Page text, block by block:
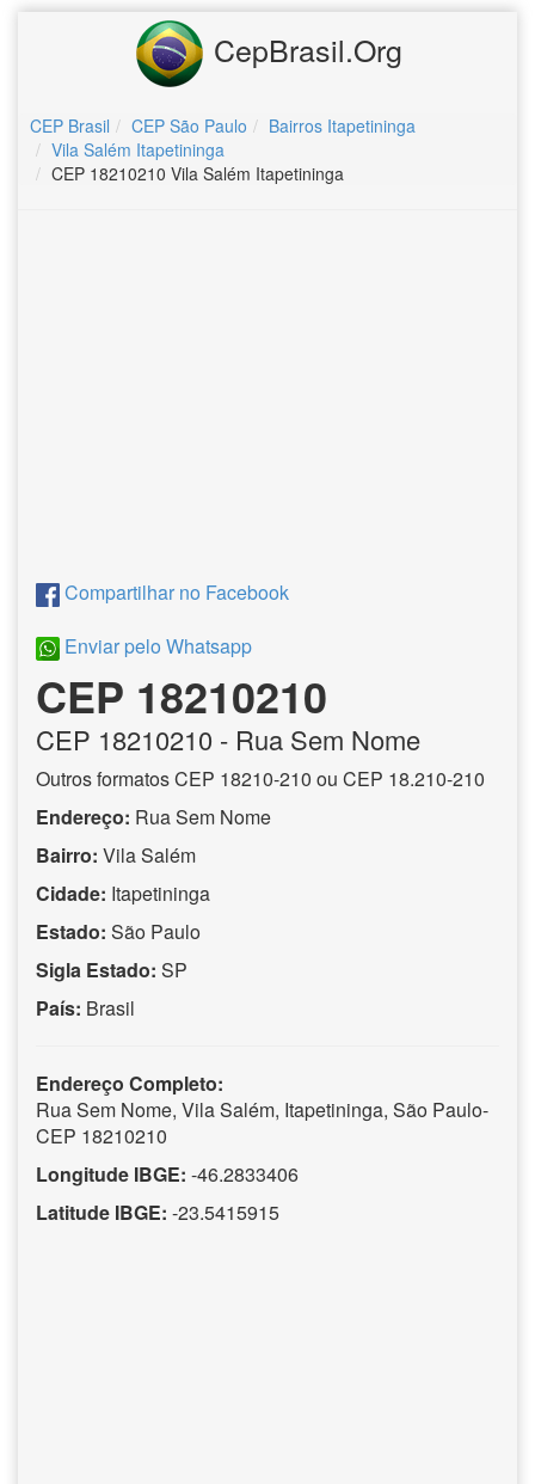
CepBrasil.Org
CEP Brasil CEP São Paulo
Bairros Itapetininga
Vila Salém Itapetininga
CEP 18210210 Vila Salém Itapetininga
Compartilhar no Facebook
Enviar pelo Whatsapp
CEP 18210210
CEP 18210210 - Rua Sem Nome
Outros formatos CEP 18210-210 ou CEP 18.210-210
Endereço: Rua Sem Nome
Bairro: Vila Salém
Cidade: Itapetininga
Estado: São Paulo
Sigla Estado: SP
País: Brasil
Endereço Completo:
Rua Sem Nome, Vila Salém, Itapetininga, São Paulo-
CEP 18210210
Longitude IBGE: -46.2833406
Latitude IBGE: -23.5415915